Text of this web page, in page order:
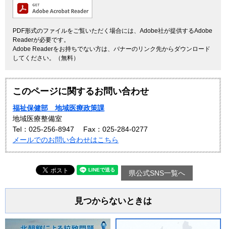
PDF形式のファイルをご覧いただく場合には、Adobe社が提供するAdobe
Readerが必要です。
Adobe Readerをお持ちでない方は、バナーのリンク先からダウンロード
してください。（無料）
このページに関するお問い合わせ
福祉保健部 地域医療政策課
地域医療整備室
Tel：025-256-8947
Fax：025-284-0277
メールでのお問い合わせはこちら
県公式SNS一覧へ
見つからないときは